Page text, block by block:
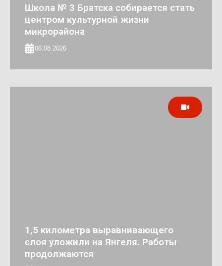
Школа № 3 Братска собирается стать
центром культурной жизни
микрорайона
06.08.2026
1,5 километра выравнивающего
слоя уложили на Янгеля. Работы
продолжаются